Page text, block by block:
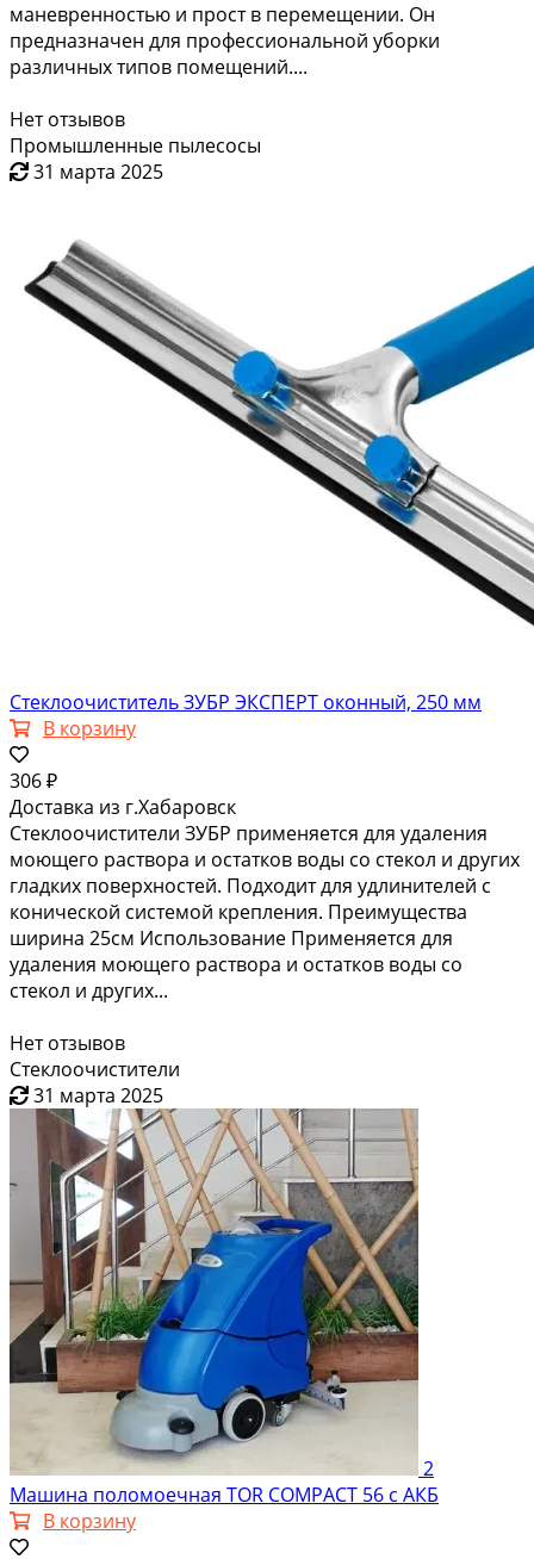
маневренностью и прост в перемещении. Он
предназначен для профессиональной уборки
различных типов помещений....
Нет отзывов
Промышленные пылесосы
31 марта 2025
Стеклоочиститель ЗУБР ЭКСПЕРТ оконный, 250 мм
В корзину
306 ₽
Доставка из г.Хабаровск
Стеклоочистители ЗУБР применяется для удаления
моющего раствора и остатков воды со стекол и других
гладких поверхностей. Подходит для удлинителей с
конической системой крепления. Преимущества
ширина 25см Использование Применяется для
удаления моющего раствора и остатков воды со
стекол и других...
Нет отзывов
Стеклоочистители
31 марта 2025
2
Машина поломоечная TOR COMPACT 56 с АКБ
В корзину